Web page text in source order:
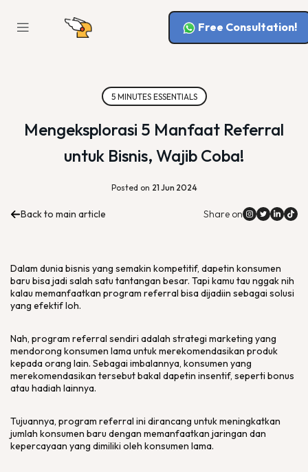
Free Consultation!
5 MINUTES ESSENTIALS
Mengeksplorasi 5 Manfaat Referral
untuk Bisnis, Wajib Coba!
Posted on 21 Jun 2024
Back to main article Share on
Dalam dunia bisnis yang semakin kompetitif, dapetin konsumen
baru bisa jadi salah satu tantangan besar. Tapi kamu tau nggak nih
kalau memanfaatkan program referral bisa dijadiin sebagai solusi
yang efektif loh.
Nah, program referral sendiri adalah strategi marketing yang
mendorong konsumen lama untuk merekomendasikan produk
kepada orang lain. Sebagai imbalannya, konsumen yang
merekomendasikan tersebut bakal dapetin insentif, seperti bonus
atau hadiah lainnya.
Tujuannya, program referral ini dirancang untuk meningkatkan
jumlah konsumen baru dengan memanfaatkan jaringan dan
kepercayaan yang dimiliki oleh konsumen lama.